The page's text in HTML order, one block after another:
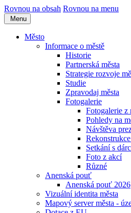
Rovnou na obsah Rovnou na menu
Menu
Město
Informace o městě
Historie
Partnerská města
Strategie rozvoje
Studie
Zpravodaj města
Fotogalerie
Fotogalerie z
Pohledy na
Návštěva
Setkání s
Foto z akcí
Různé
Anenská pouť
Anenská pouť 2026
Vizuální identita města
Mapový server města -